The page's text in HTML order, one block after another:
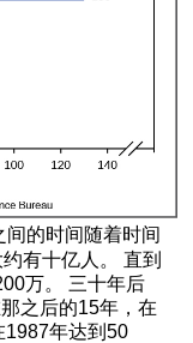
间的时间随着时间
有十亿人。 直到
万。 三十年后
之后的15年，在
1987年达到50